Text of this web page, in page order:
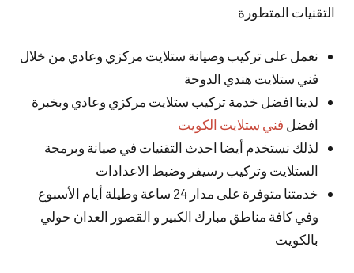
التقنيات المتطورة
نعمل على تركيب وصيانة ستلايت مركزي وعادي من خلال
فني ستلايت هندي الدوحة
لدينا افضل خدمة تركيب ستلايت مركزي وعادي وبخبرة
افضل فني ستلايت الكويت
لذلك نستخدم أيضا احدث التقنيات في صيانة وبرمجة
الستلايت وتركيب رسيفر وضبط الاعدادات
خدمتنا متوفرة على مدار 24 ساعة وطيلة أيام الأسبوع
وفي كافة مناطق مبارك الكبير و القصور العدان حولي
بالكويت